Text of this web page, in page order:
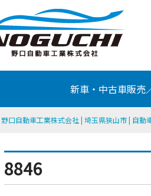
新車・中古車販売
野口自動車工業株式会社 | 埼玉県狭山市 | 自動
8846